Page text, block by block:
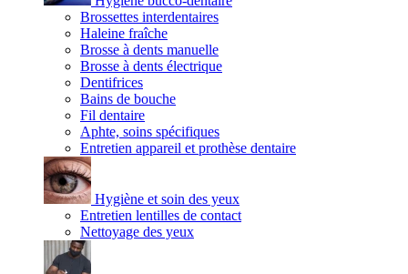
Brossettes interdentaires
Haleine fraîche
Brosse à dents manuelle
Brosse à dents électrique
Dentifrices
Bains de bouche
Fil dentaire
Aphte, soins spécifiques
Entretien appareil et prothèse dentaire
Hygiène et soin des yeux
Entretien lentilles de contact
Nettoyage des yeux